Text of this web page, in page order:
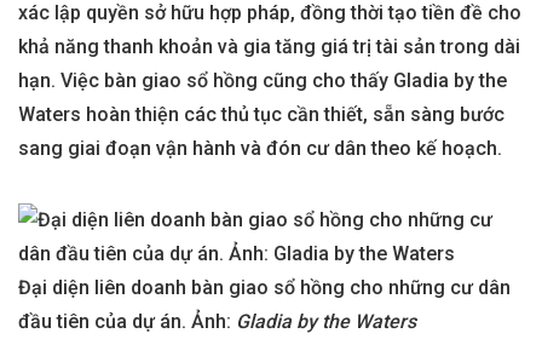
xác lập quyền sở hữu hợp pháp, đồng thời tạo tiền đề cho
khả năng thanh khoản và gia tăng giá trị tài sản trong dài
hạn. Việc bàn giao sổ hồng cũng cho thấy Gladia by the
Waters hoàn thiện các thủ tục cần thiết, sẵn sàng bước
sang giai đoạn vận hành và đón cư dân theo kế hoạch.
Đại diện liên doanh bàn giao sổ hồng cho những cư dân
đầu tiên của dự án. Ảnh: Gladia by the Waters